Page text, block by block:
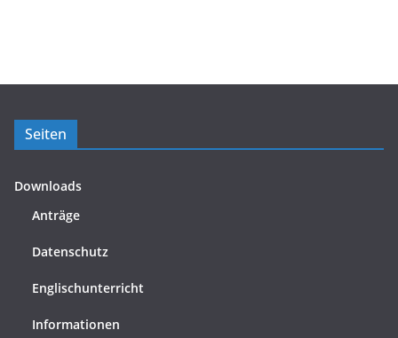
Seiten
Downloads
Anträge
Datenschutz
Englischunterricht
Informationen